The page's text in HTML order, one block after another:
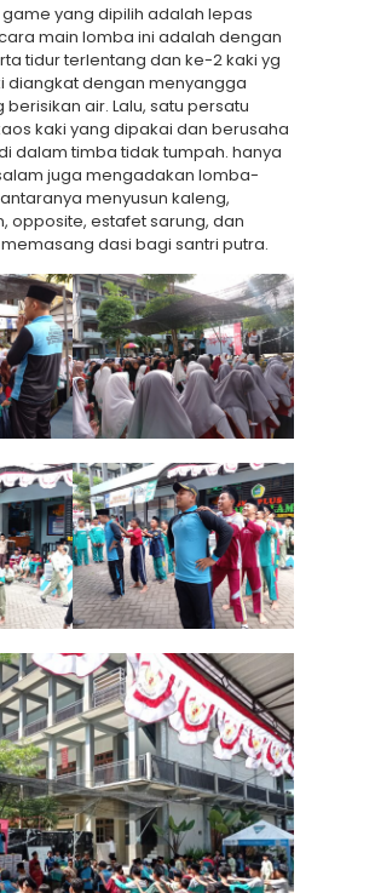
yang dipilih adalah lepas
main lomba ini adalah dengan
tidur terlentang dan ke-2 kaki yg
diangkat dengan menyangga
air. Lalu, satu persatu
kaki yang dipakai dan berusaha
dalam timba tidak tumpah. hanya
juga mengadakan lomba-
menyusun kaleng,
opposite, estafet sarung, dan
dasi bagi santri putra.